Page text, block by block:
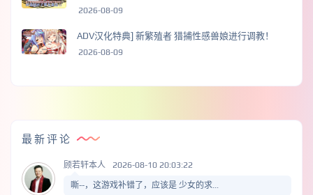
2026-08-09
ADV汉化特典] 新繁殖者 猎捕性感兽娘进行调教！
2026-08-09
最新评论
顾若轩本人 2026-08-10 20:03:22
嘶--，这游戏补错了，应该是 少女的求...